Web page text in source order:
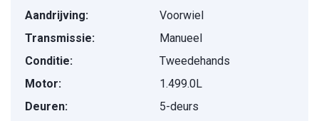
Aandrijving:
Voorwiel
Transmissie:
Manueel
Conditie:
Tweedehands
Motor:
1.499.0L
Deuren:
5-deurs